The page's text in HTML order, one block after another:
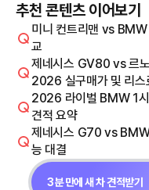
추천 콘텐츠 이어보기
미니 컨트리맨 vs
교
제네시스 GV80 vs 르
2026 실구매가 및 리스
2026 라이벌 BMW 1
견적 요약
제네시스 G70 vs
능 대결
3분 만에 새 차 견적받기